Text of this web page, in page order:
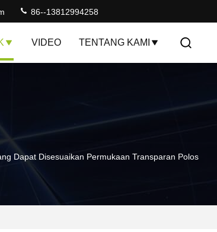
86--13812994258
VIDEO TENTANG KAMI
Dapat Disesuaikan Permukaan Transparan Polos